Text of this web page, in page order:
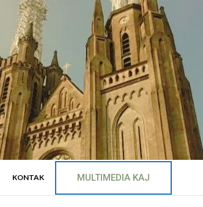
KONTAK MULTIMEDIA KAJ